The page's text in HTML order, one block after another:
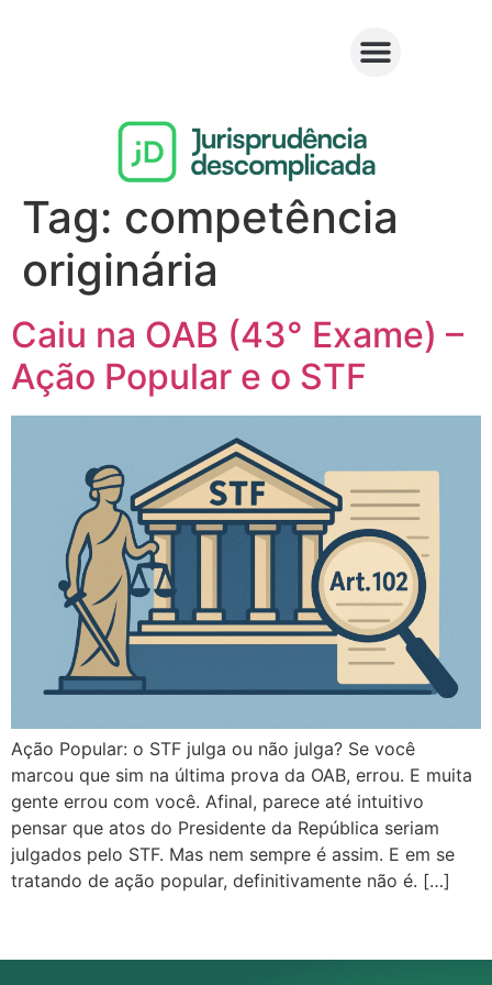
Tag: competência
originária
Caiu na OAB (43° Exame) –
Ação Popular e o STF
Ação Popular: o STF julga ou não julga? Se você
marcou que sim na última prova da OAB, errou. E muita
gente errou com você. Afinal, parece até intuitivo
pensar que atos do Presidente da República seriam
julgados pelo STF. Mas nem sempre é assim. E em se
tratando de ação popular, definitivamente não é. […]